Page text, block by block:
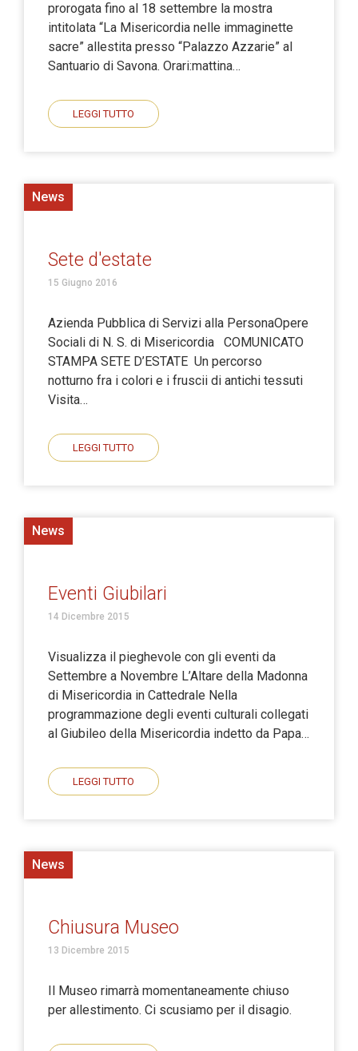
prorogata fino al 18 settembre la mostra
intitolata “La Misericordia nelle immaginette
sacre” allestita presso “Palazzo Azzarie” al
Santuario di Savona. Orari:mattina…
LEGGI TUTTO
News
Sete d'estate
15 Giugno 2016
Azienda Pubblica di Servizi alla PersonaOpere
Sociali di N. S. di Misericordia COMUNICATO
STAMPA SETE D’ESTATE Un percorso
notturno fra i colori e i fruscii di antichi tessuti
Visita…
LEGGI TUTTO
News
Eventi Giubilari
14 Dicembre 2015
Visualizza il pieghevole con gli eventi da
Settembre a Novembre L’Altare della Madonna
di Misericordia in Cattedrale Nella
programmazione degli eventi culturali collegati
al Giubileo della Misericordia indetto da Papa…
LEGGI TUTTO
News
Chiusura Museo
13 Dicembre 2015
Il Museo rimarrà momentaneamente chiuso
per allestimento. Ci scusiamo per il disagio.